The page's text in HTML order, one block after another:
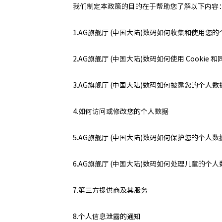
我们制定本政策的目的在于帮助您了解以下内容：
1.AG旗舰厅 (中国大陆)数码如何收集和使用您的
2.AG旗舰厅 (中国大陆)数码如何使用 Cookie 和
3.AG旗舰厅 (中国大陆)数码如何披露您的个人数
4.如何访问或修改您的个人数据
5.AG旗舰厅 (中国大陆)数码如何保护您的个人数
6.AG旗舰厅 (中国大陆)数码如何处理儿童的个人
7.第三方提供商及其服务
8.个人信息泄露的通知